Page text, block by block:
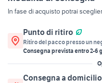
In fase di acquisto potrai
Punto di ritiro
Ritiro del pacco presso un
Consegna prevista entro2-6
Consegna a domicilio